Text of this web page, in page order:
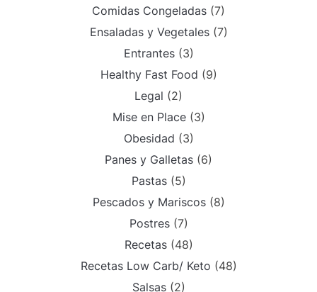
Comidas Congeladas (7)
Ensaladas y Vegetales(7)
Entrantes(3)
Healthy Fast Food (9)
Legal (2)
Mise en Place(3)
Obesidad (3)
Panes y Galletas (6)
Pastas(5)
Pescados y Mariscos(8)
Postres(7)
Recetas(48)
Recetas Low Carb/ Keto (48)
Salsas(2)